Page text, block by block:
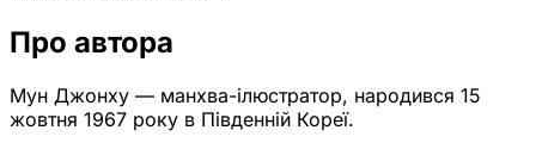
Про автора
Мун Джонху — манхва-ілюстратор, народився 15
жовтня 1967 року в Південній Кореї.